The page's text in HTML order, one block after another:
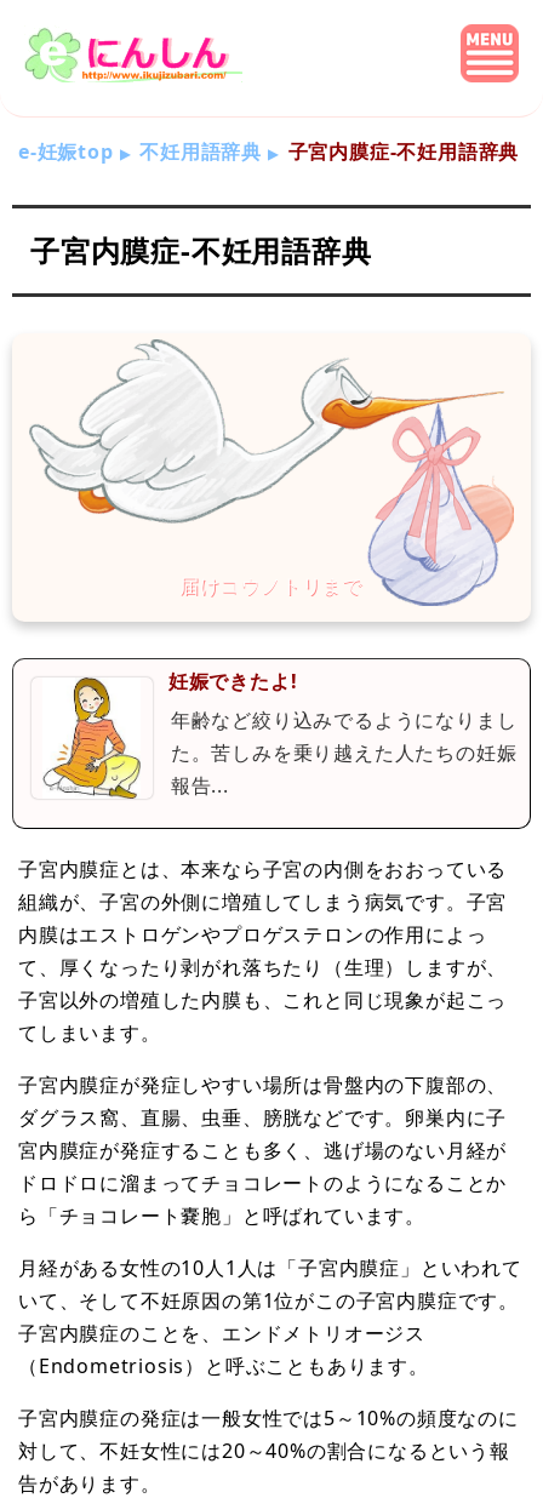
e-妊娠top 不妊用語辞典 子宮内膜症-不妊用語辞典
子宮内膜症-不妊用語辞典
妊娠できたよ!
年齢など絞り込みでるようになりまし
た。苦しみを乗り越えた人たちの妊娠
報告...
子宮内膜症とは、本来なら子宮の内側をおおっている
組織が、子宮の外側に増殖してしまう病気です。子宮
内膜はエストロゲンやプロゲステロンの作用によっ
て、厚くなったり剥がれ落ちたり（生理）しますが、
子宮以外の増殖した内膜も、これと同じ現象が起こっ
てしまいます。
子宮内膜症が発症しやすい場所は骨盤内の下腹部の、
ダグラス窩、直腸、虫垂、膀胱などです。卵巣内に子
宮内膜症が発症することも多く、逃げ場のない月経が
ドロドロに溜まってチョコレートのようになることか
ら「チョコレート嚢胞」と呼ばれています。
月経がある女性の10人1人は「子宮内膜症」といわれて
いて、そして不妊原因の第1位がこの子宮内膜症です。
子宮内膜症のことを、エンドメトリオージス
（Endometriosis）と呼ぶこともあります。
子宮内膜症の発症は一般女性では5～10%の頻度なのに
対して、不妊女性には20～40%の割合になるという報
告があります。